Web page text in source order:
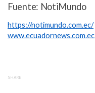
Fuente: NotiMundo
https://notimundo.com.ec/
www.ecuadornews.com.ec
SHARE